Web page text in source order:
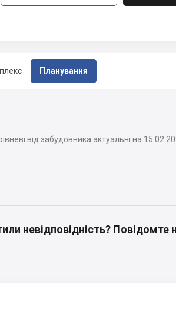
Планування
від забудовника актуальні на
невідповідність? Повідомте